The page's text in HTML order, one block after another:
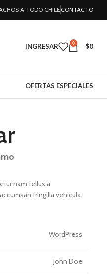
A TODO CHILE CONTACTO
INGRESAR 0 $0
OFERTAS ESPECIALES
nam tellus a
fringilla vehicula
WordPress
John Doe